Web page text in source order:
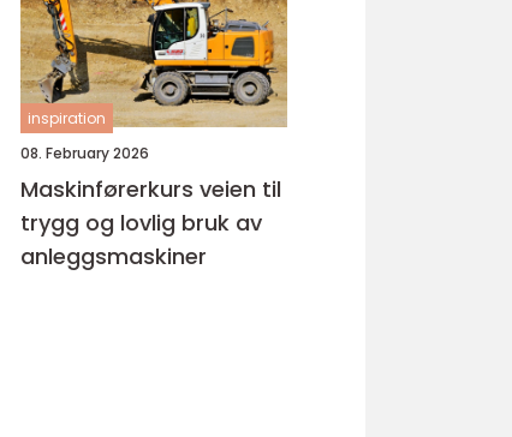
inspiration
08. February 2026
Maskinførerkurs veien til
trygg og lovlig bruk av
anleggsmaskiner